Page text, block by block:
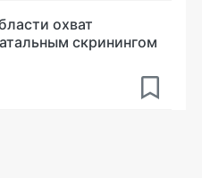
охват
скринингом